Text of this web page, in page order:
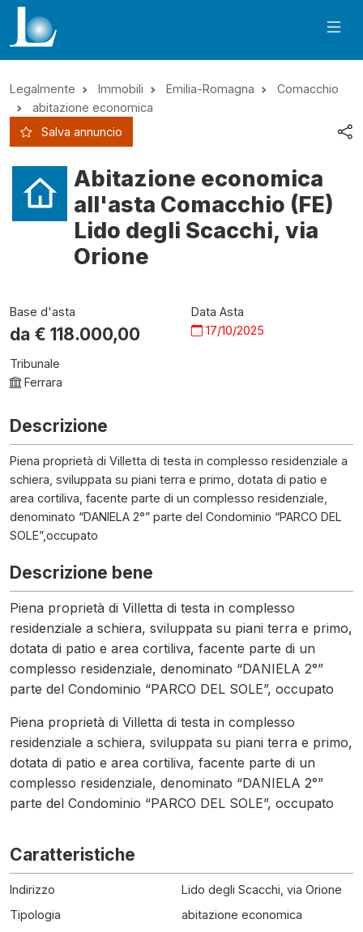
Legalmente Immobili Emilia-Romagna
Comacchio
abitazione economica
Salva annuncio
Abitazione economica
all'asta Comacchio (FE)
Lido degli Scacchi, via
Orione
Base d'asta
da € 118.000,00
Data Asta
17/10/2025
Tribunale
Ferrara
Descrizione
Piena proprietà di Villetta di testa in complesso residenziale a
schiera, sviluppata su piani terra e primo, dotata di patio e
area cortiliva, facente parte di un complesso residenziale,
denominato “DANIELA 2°” parte del Condominio “PARCO DEL
SOLE”,occupato
Descrizione bene
Piena proprietà di Villetta di testa in complesso
residenziale a schiera, sviluppata su piani terra e primo,
dotata di patio e area cortiliva, facente parte di un
complesso residenziale, denominato “DANIELA 2°”
parte del Condominio “PARCO DEL SOLE”, occupato
Piena proprietà di Villetta di testa in complesso
residenziale a schiera, sviluppata su piani terra e primo,
dotata di patio e area cortiliva, facente parte di un
complesso residenziale, denominato “DANIELA 2°”
parte del Condominio “PARCO DEL SOLE”, occupato
Caratteristiche
Indirizzo
Lido degli Scacchi, via Orione
Tipologia
abitazione economica